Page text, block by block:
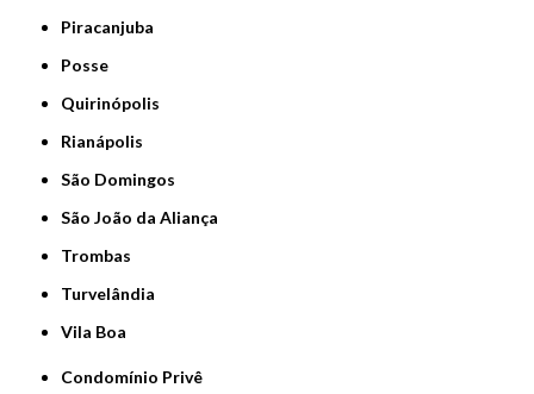
Piracanjuba
Posse
Quirinópolis
Rianápolis
São Domingos
São João da Aliança
Trombas
Turvelândia
Vila Boa
Condomínio Privê